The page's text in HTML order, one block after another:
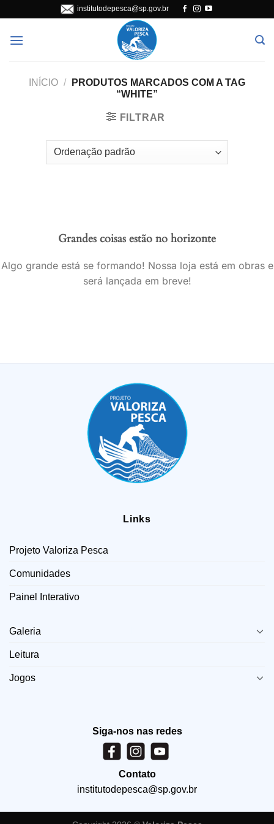
content
institutodepesca@sp.gov.br
INÍCIO /
PRODUTOS MARCADOS COM A TAG
“WHITE”
FILTRAR
Grandes coisas estão no horizonte
Algo grande está se formando! Nossa loja está em obras e
será lançada em breve!
Links
Projeto Valoriza Pesca
Comunidades
Painel Interativo
Galeria
Leitura
Jogos
Siga-nos nas redes
Contato
institutodepesca@sp.gov.br